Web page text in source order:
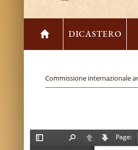
DICASTERO
Commissione internazionale
T
F
P
N
Page: